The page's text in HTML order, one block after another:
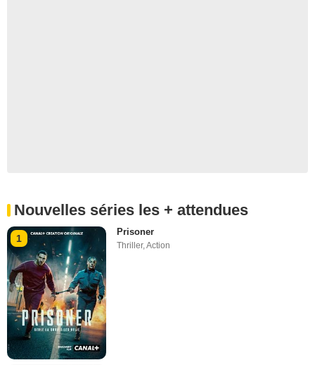
Nouvelles séries les + attendues
1
Prisoner
Thriller,Action